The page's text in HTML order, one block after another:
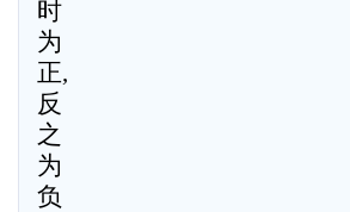
时
为
正,
反
之
为
负